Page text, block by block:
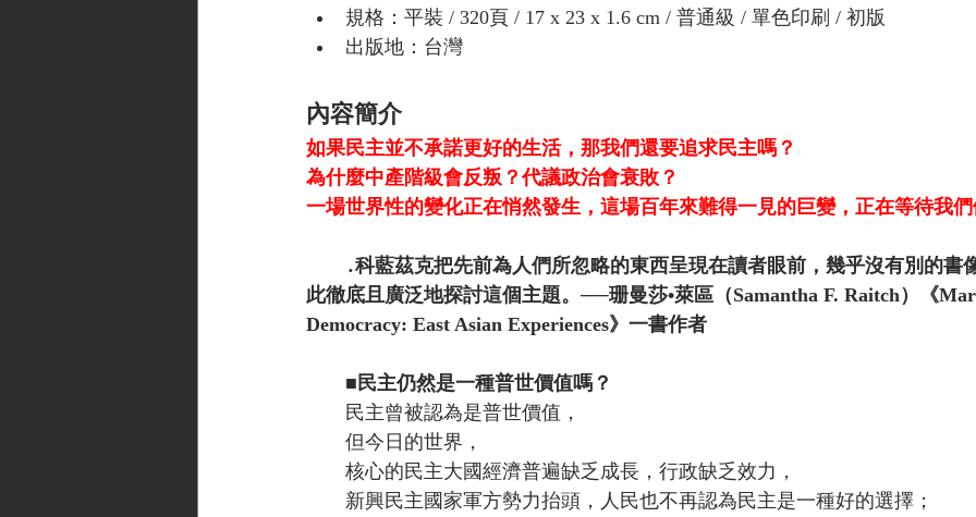
規格：平裝 / 320頁 / 17 x 23 x 1.6 cm / 普通級 / 單色印刷 / 初版
出版地：台灣
內容簡介
如果民主並不承諾更好的生活，那我們還要追求民主嗎？
為什麼中產階級會反叛？代議政治會衰敗？
一場世界性的變化正在悄然發生，這場百年來難得一見的巨變，正在等待我們
․科藍茲克把先前為人們所忽略的東西呈現在讀者眼前，幾乎沒有別的書
此徹底且廣泛地探討這個主題。──珊曼莎•萊區（Samantha F. Raitch）《
Democracy: East Asian Experiences》一書作者
■民主仍然是一種普世價值嗎？
民主曾被認為是普世價值，
但今日的世界，
核心的民主大國經濟普遍缺乏成長，行政缺乏效力，
新興民主國家軍方勢力抬頭，人民也不再認為民主是一種好的選擇；